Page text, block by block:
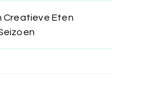
Creatieve Eten